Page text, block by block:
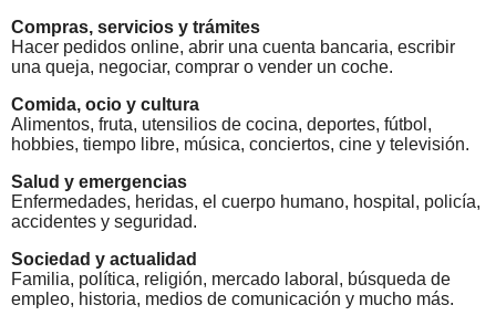
Compras, servicios y trámites
Hacer pedidos online, abrir una cuenta bancaria, escribir
una queja, negociar, comprar o vender un coche.
Comida, ocio y cultura
Alimentos, fruta, utensilios de cocina, deportes, fútbol,
hobbies, tiempo libre, música, conciertos, cine y televisión.
Salud y emergencias
Enfermedades, heridas, el cuerpo humano, hospital, policía,
accidentes y seguridad.
Sociedad y actualidad
Familia, política, religión, mercado laboral, búsqueda de
empleo, historia, medios de comunicación y mucho más.